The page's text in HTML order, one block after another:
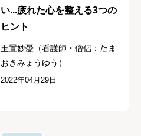
い...疲れた心を整える3つの
ヒント
玉置妙憂（看護師・僧侶：たま
おきみょうゆう）
2022年04月29日